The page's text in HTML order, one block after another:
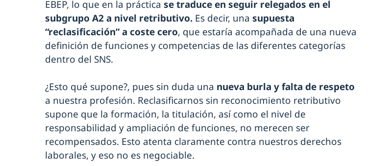
EBEP, lo que en la práctica se traduce en seguir relegados en el
subgrupo A2 a nivel retributivo. Es decir, una supuesta
“reclasificación” a coste cero, que estaría acompañada de una nueva
definición de funciones y competencias de las diferentes categorías
dentro del SNS.
¿Esto qué supone?, pues sin duda una nueva burla y falta de respeto
a nuestra profesión. Reclasificarnos sin reconocimiento retributivo
supone que la formación, la titulación, así como el nivel de
responsabilidad y ampliación de funciones, no merecen ser
recompensados. Esto atenta claramente contra nuestros derechos
laborales, y eso no es negociable.